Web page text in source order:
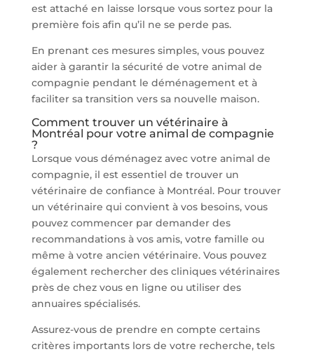
est attaché en laisse lorsque vous sortez pour la
première fois afin qu’il ne se perde pas.
En prenant ces mesures simples, vous pouvez
aider à garantir la sécurité de votre animal de
compagnie pendant le déménagement et à
faciliter sa transition vers sa nouvelle maison.
Comment trouver un vétérinaire à
Montréal pour votre animal de compagnie
?
Lorsque vous déménagez avec votre animal de
compagnie, il est essentiel de trouver un
vétérinaire de confiance à Montréal. Pour trouver
un vétérinaire qui convient à vos besoins, vous
pouvez commencer par demander des
recommandations à vos amis, votre famille ou
même à votre ancien vétérinaire. Vous pouvez
également rechercher des cliniques vétérinaires
près de chez vous en ligne ou utiliser des
annuaires spécialisés.
Assurez-vous de prendre en compte certains
critères importants lors de votre recherche, tels